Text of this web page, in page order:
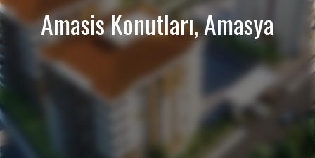
Amasis Konutları, Amasya